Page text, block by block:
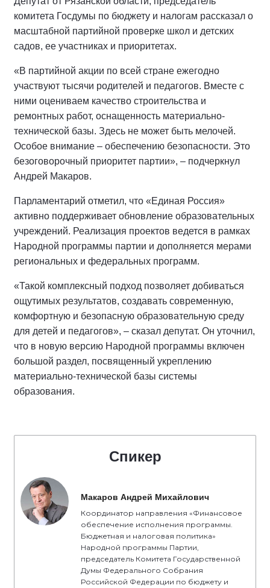
комитета Госдумы по бюджету и налогам рассказал о
масштабной партийной проверке школ и детских
садов, ее участниках и приоритетах.
«В партийной акции по всей стране ежегодно
участвуют тысячи родителей и педагогов. Вместе с
ними оцениваем качество строительства и
ремонтных работ, оснащенность материально-
технической базы. Здесь не может быть мелочей.
Особое внимание – обеспечению безопасности. Это
безоговорочный приоритет партии», – подчеркнул
Андрей Макаров.
Парламентарий отметил, что «Единая Россия»
активно поддерживает обновление образовательных
учреждений. Реализация проектов ведется в рамках
Народной программы партии и дополняется мерами
региональных и федеральных программ.
«Такой комплексный подход позволяет добиваться
ощутимых результатов, создавать современную,
комфортную и безопасную образовательную среду
для детей и педагогов», – сказал депутат. Он уточнил,
что в новую версию Народной программы включен
большой раздел, посвященный укреплению
материально-технической базы системы
образования.
Спикер
Макаров Андрей Михайлович
Координатор направления «Финансовое
обеспечение исполнения программы.
Бюджетная и налоговая политика»
Народной программы Партии,
председатель Комитета Государственной
Думы Федерального Собрания
Российской Федерации по бюджету и